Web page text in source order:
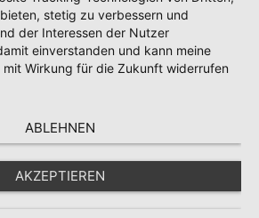
stetig zu verbessern und
der Interessen der Nutzer
einverstanden und kann meine
mit Wirkung für die Zukunft widerrufen
ABLEHNEN
AKZEPTIEREN